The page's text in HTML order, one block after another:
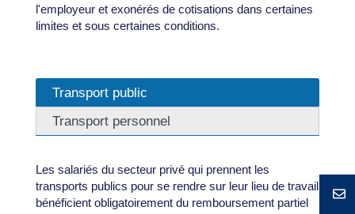
l'employeur et exonérés de cotisations dans certaines
limites et sous certaines conditions.
Transport public
Transport personnel
Les salariés du secteur privé qui prennent les
transports publics pour se rendre sur leur lieu de travail
bénéficient obligatoirement du remboursement partiel